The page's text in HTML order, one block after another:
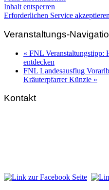
Inhalt entsperren
Erforderlichen Service
Veranstaltungs-
« FNL Veranstaltungstipp:
entdecken
FNL Landesausflug
Kräuterpfarrer Künzle »
Kontakt